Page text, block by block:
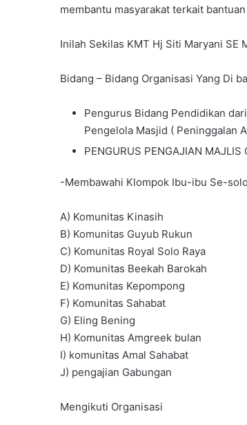
membantu masyarakat terkait
Inilah Sekilas KMT Hj Siti Maryani SE
Bidang – Bidang Organisasi Yang Di
Pengurus Bidang Pendidikan
Pengelola Masjid ( Peninggalan
PENGURUS PENGAJIAN
-Membawahi Klompok Ibu-ibu Se-
A) Komunitas Kinasih
B) Komunitas Guyub Rukun
C) Komunitas Royal Solo Raya
D) Komunitas Beekah Barokah
E) Komunitas Kepompong
F) Komunitas Sahabat
G) Eling Bening
H) Komunitas Amgreek bulan
I) komunitas Amal Sahabat
J) pengajian Gabungan
Mengikuti Organisasi